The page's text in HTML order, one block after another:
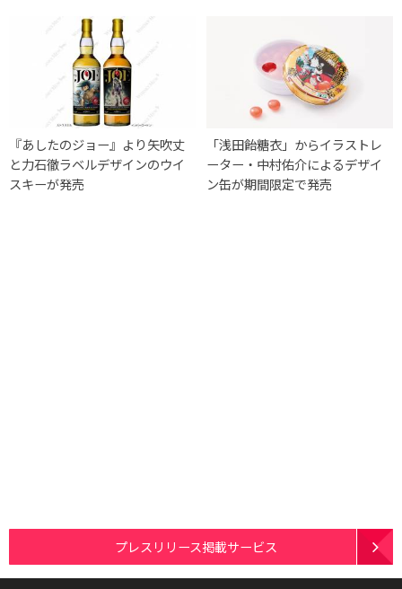
『あしたのジョー』より矢吹丈
と力石徹ラベルデザインのウイ
スキーが発売
「浅田飴糖衣」からイラストレ
ーター・中村佑介によるデザイ
ン缶が期間限定で発売
プレスリリース掲載サービス